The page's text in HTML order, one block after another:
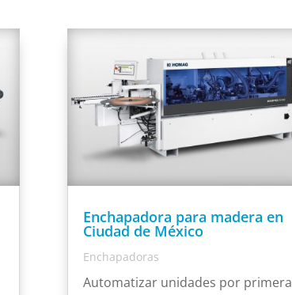
Enchapadora para madera en
Ciudad de México
Enchapadoras
Automatizar unidades por primera